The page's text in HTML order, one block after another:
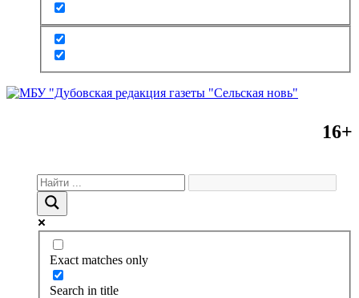
16+
Exact matches only
Search in title